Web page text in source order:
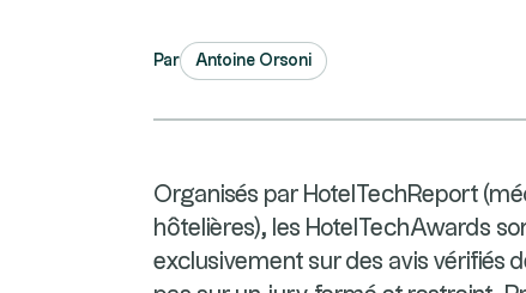
Par Antoine Orsoni
Organisés par HotelTechReport
hôtelières), les HotelTechAwards
exclusivement sur des avis vérifiés